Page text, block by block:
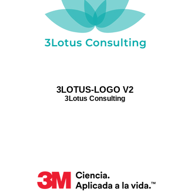
3LOTUS-LOGO V2
3Lotus Consulting